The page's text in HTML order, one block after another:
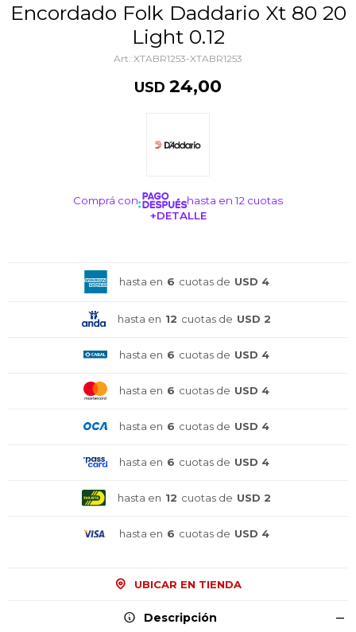
Encordado Folk Daddario Xt 80 20
Light 0.12
XTABR1253-XTABR1253
USD 24,00
Comprá con
hasta en 12 cuotas
+DETALLE
hasta en 6 cuotas de USD 4
hasta en 12 cuotas de USD 2
hasta en 6 cuotas de USD 4
hasta en 6 cuotas de USD 4
hasta en 6 cuotas de USD 4
hasta en 6 cuotas de USD 4
hasta en 12 cuotas de USD 2
hasta en 6 cuotas de USD 4
UBICAR EN TIENDA
Descripción
comprar!
Comprá en 3 cuotas sin recargo o hasta en
12 cuotas * ¡Solo con tu cédula!
comprar!
Comprá en 3 cuotas sin recargo o hasta en
12 cuotas * ¡Solo con tu cédula!
comprar!
Comprá en 3 cuotas sin recargo o hasta en
12 cuotas * ¡Solo con tu cédula!